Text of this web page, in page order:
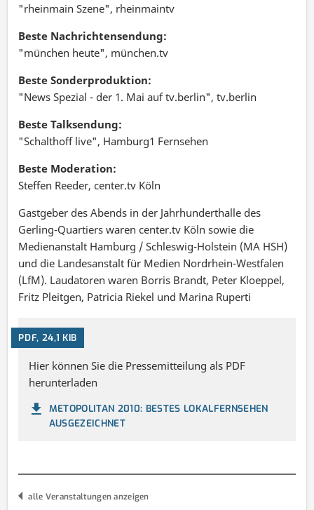
"rheinmain Szene", rheinmaintv
Beste Nachrichtensendung:
"münchen heute", münchen.tv
Beste Sonderproduktion:
"News Spezial - der 1. Mai auf tv.berlin", tv.berlin
Beste Talksendung:
"Schalthoff live", Hamburg1 Fernsehen
Beste Moderation:
Steffen Reeder, center.tv Köln
Gastgeber des Abends in der Jahrhunderthalle des
Gerling-Quartiers waren center.tv Köln sowie die
Medienanstalt Hamburg / Schleswig-Holstein (MA HSH)
und die Landesanstalt für Medien Nordrhein-Westfalen
(LfM). Laudatoren waren Borris Brandt, Peter Kloeppel,
Fritz Pleitgen, Patricia Riekel und Marina Ruperti
PDF, 24,1 KIB
Hier können Sie die Pressemitteilung als PDF
herunterladen
METOPOLITAN 2010: BESTES LOKALFERNSEHEN
AUSGEZEICHNET
alle Veranstaltungen anzeigen